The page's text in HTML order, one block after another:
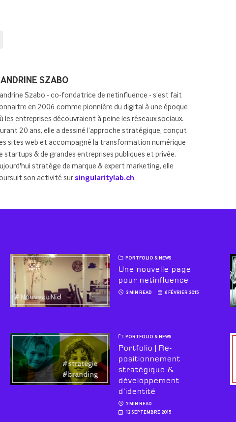
SZABO
Szabo - co-fondatrice de netinfluence - s’est fait
en 2006 comme pionnière du digital à une époque
les entreprises découvraient à peine les réseaux sociaux.
20 ans, elle a dessiné l’approche stratégique, conçut
sites web et accompagné la transformation numérique
startups & de grandes entreprises publiques et privée.
stratège de marque & expert marketing, elle
son activité sursingularitylab.ch.
PORTFOLIO & NEWS
Une nouvelle page
pour netinfluence
2 MIN READ 6 FÉVRIER 2015
PORTFOLIO & NEWS
Portfolio | Re-
positionnement
stratégique &
développement
d’identité
2 MIN READ
12 SEPTEMBRE 2015